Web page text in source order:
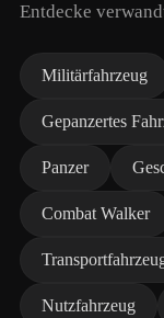
Entdecke
Militärfahrzeug
Gepanzertes
Panzer
Combat Walker
Nutzfahrzeug